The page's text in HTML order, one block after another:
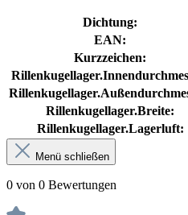
Dichtung:
EAN:
Kurzzeichen:
Rillenkugellager.Breite:
Rillenkugellager.Lagerluft:
Menü schließen
0 von 0 Bewertungen